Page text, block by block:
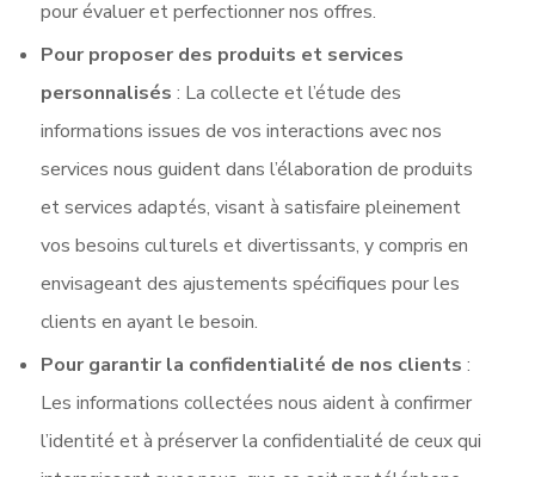
pour évaluer et perfectionner nos offres.
Pour proposer des produits et services
personnalisés : La collecte et l’étude des
informations issues de vos interactions avec nos
services nous guident dans l’élaboration de produits
et services adaptés, visant à satisfaire pleinement
vos besoins culturels et divertissants, y compris en
envisageant des ajustements spécifiques pour les
clients en ayant le besoin.
Pour garantir la confidentialité de nos clients :
Les informations collectées nous aident à confirmer
l’identité et à préserver la confidentialité de ceux qui